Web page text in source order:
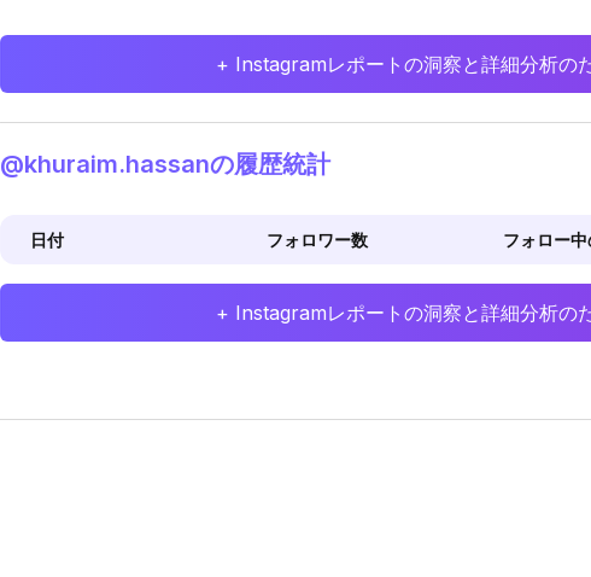
+ Instagramレポートの洞察と詳細分析の
@khuraim.hassanの履歴統計
日付 フォロワー数 フォロー
+ Instagramレポートの洞察と詳細分析の